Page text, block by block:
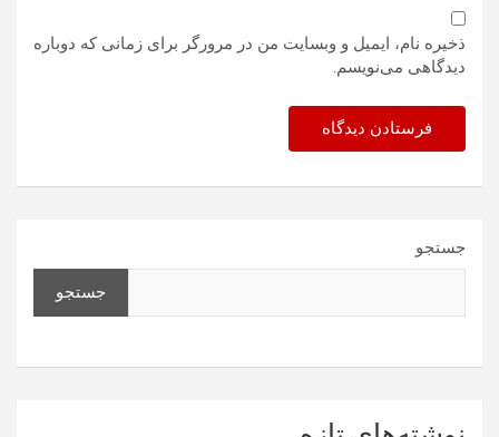
ذخیره نام، ایمیل و وبسایت من در مرورگر برای زمانی که دوباره
دیدگاهی می‌نویسم.
جستجو
جستجو